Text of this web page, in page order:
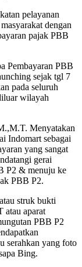
pelayanan
dengan
pajak PBB
Pembayaran PBB
sejak tgl 7
pada seluruh
wilayah
Menyatakan
Indomart sebagai
yang sangat
gerai
P2 & menuju ke
PBB P2.
struk bukti
atau aparat
PBB P2
serahkan yang foto
Bing.